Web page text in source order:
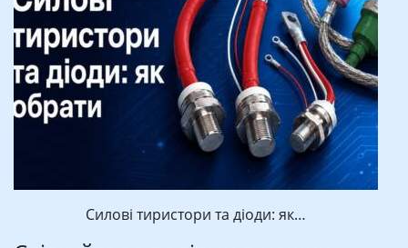
Силові тиристори та діоди: як…